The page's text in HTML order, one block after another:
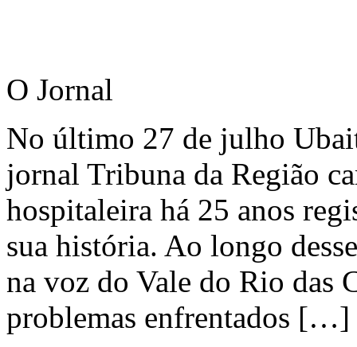
O Jornal
No último 27 de julho
jornal Tribuna da Região
hospitaleira há 25 anos
sua história. Ao longo
na voz do Vale do Rio das
problemas enfrentados […]